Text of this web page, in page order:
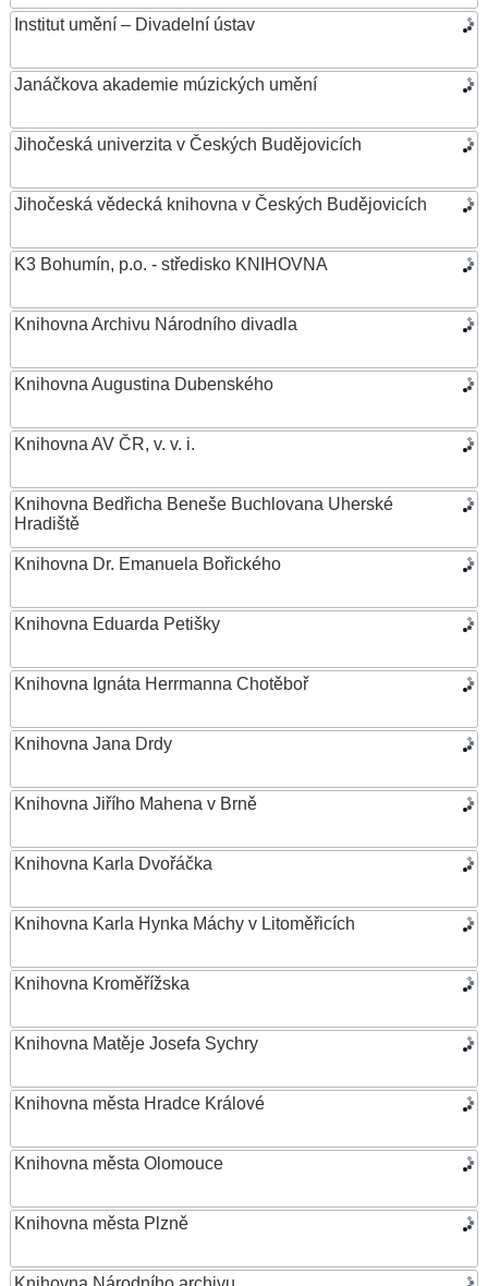
Institut umění – Divadelní ústav
Janáčkova akademie múzických umění
Jihočeská univerzita v Českých Budějovicích
Jihočeská vědecká knihovna v Českých Budějovicích
K3 Bohumín, p.o. - středisko KNIHOVNA
Knihovna Archivu Národního divadla
Knihovna Augustina Dubenského
Knihovna AV ČR, v. v. i.
Knihovna Bedřicha Beneše Buchlovana Uherské
Hradiště
Knihovna Dr. Emanuela Bořického
Knihovna Eduarda Petišky
Knihovna Ignáta Herrmanna Chotěboř
Knihovna Jana Drdy
Knihovna Jiřího Mahena v Brně
Knihovna Karla Dvořáčka
Knihovna Karla Hynka Máchy v Litoměřicích
Knihovna Kroměřížska
Knihovna Matěje Josefa Sychry
Knihovna města Hradce Králové
Knihovna města Olomouce
Knihovna města Plzně